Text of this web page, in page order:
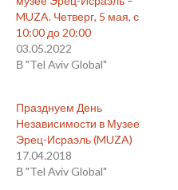
MUZA. Четверг, 5 мая, с
10:00 до 20:00
03.05.2022
В "Tel Aviv Global"
Празднуем День
Независимости в Музее
Эрец-Исраэль (MUZA)
17.04.2018
В "Tel Aviv Global"